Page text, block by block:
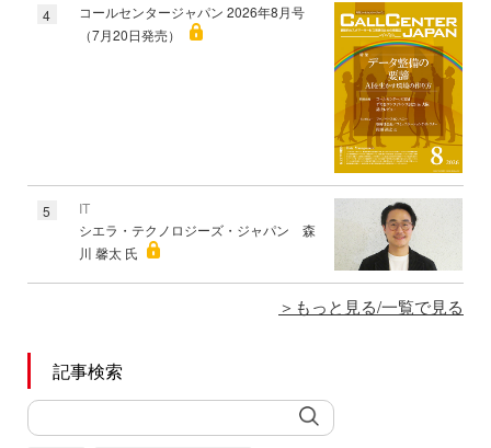
4
コールセンタージャパン 2026年8月号
（7月20日発売）
5
IT
シエラ・テクノロジーズ・ジャパン 森
川 馨太 氏
もっと見る/一覧で見る
記事検索